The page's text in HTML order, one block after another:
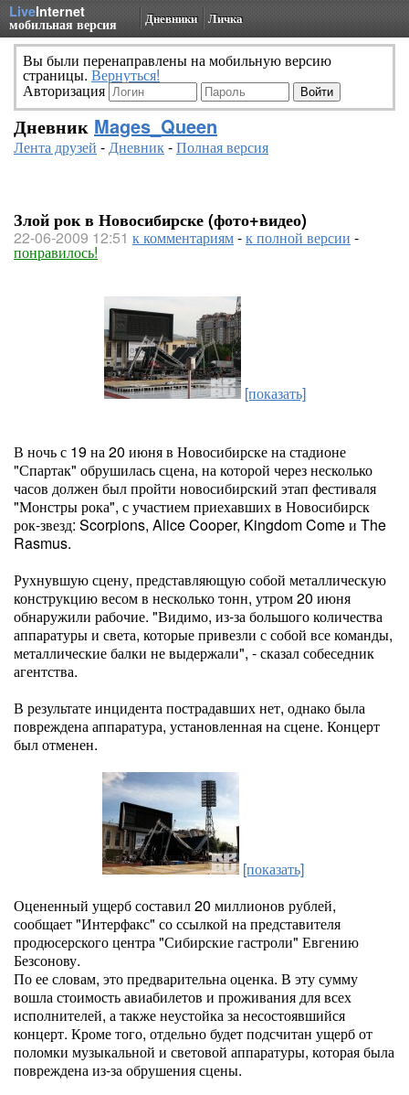
LiveInternet
мобильная версия Дневники Личка
Вы были перенаправлены на мобильную версию
страницы. Вернуться!
Авторизация
Дневник Mages_Queen
Лента друзей -Дневник-Полная версия
Злой рок в Новосибирске (фото+видео)
22-06-2009 12:51 к комментариям-к полной версии -
понравилось!
[показать]
В ночь с 19 на 20 июня в Новосибирске на стадионе
"Спартак" обрушилась сцена, на которой через несколько
часов должен был пройти новосибирский этап фестиваля
"Монстры рока", с участием приехавших в Новосибирск
рок-звезд: Scorpions, Alice Cooper, Kingdom Come и The
Rasmus.
Рухнувшую сцену, представляющую собой металлическую
конструкцию весом в несколько тонн, утром 20 июня
обнаружили рабочие. "Видимо, из-за большого количества
аппаратуры и света, которые привезли с собой все команды,
металлические балки не выдержали", - сказал собеседник
агентства.
В результате инцидента пострадавших нет, однако была
повреждена аппаратура, установленная на сцене. Концерт
был отменен.
[показать]
Оцененный ущерб составил 20 миллионов рублей,
сообщает "Интерфакс" со ссылкой на представителя
продюсерского центра "Сибирские гастроли" Евгению
Безсонову.
По ее словам, это предварительна оценка. В эту сумму
вошла стоимость авиабилетов и проживания для всех
исполнителей, а также неустойка за несостоявшийся
концерт. Кроме того, отдельно будет подсчитан ущерб от
поломки музыкальной и световой аппаратуры, которая была
повреждена из-за обрушения сцены.